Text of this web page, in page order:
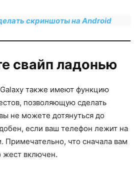
скриншоты на Android
свайп ладонью
также имеют функцию
позволяющую сделать
не можете дотянуться до
если ваш телефон лежит на
Примечательно, что сначала вам
жест включен.